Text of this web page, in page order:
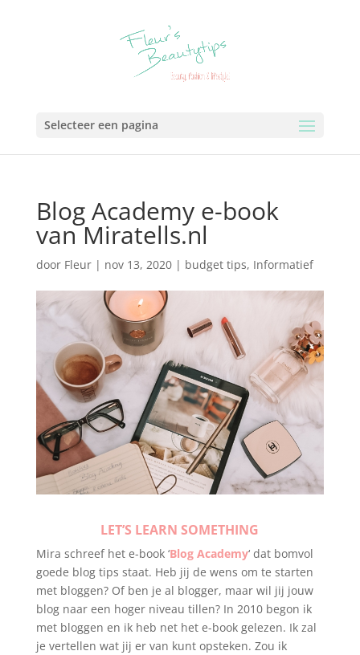
Selecteer een pagina
Blog Academy e-book
van Miratells.nl
door Fleur| nov 13, 2020| budget tips, Informatief
LET’S LEARN SOMETHING
Mira schreef het e-book ‘Blog Academy‘ dat bomvol
goede blog tips staat. Heb jij de wens om te starten
met bloggen? Of ben je al blogger, maar wil jij jouw
blog naar een hoger niveau tillen? In 2010 begon ik
met bloggen en ik heb net het e-book gelezen. Ik zal
je vertellen wat jij er van kunt opsteken. Zou ik